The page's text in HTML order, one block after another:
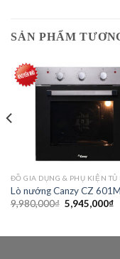
SẢN PHẨM
ĐỒ GIA DỤNG & PHỤ KIỆN TỦ
Lò nướng Canzy CZ 601M
9,980,000₫ Giá
gốc
5,945,000₫